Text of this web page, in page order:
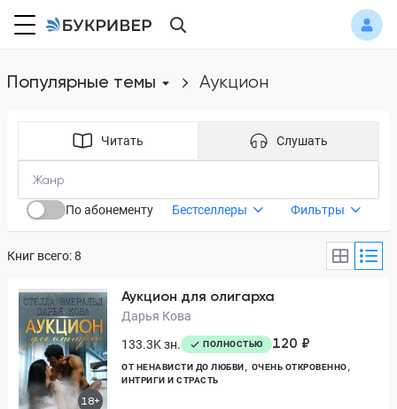
Популярные темы аукцион
Читать Слушать
По абонементу Бестселлеры Фильтры
Книг всего: 8
18+
Аукцион для олигарха
Дарья Кова
133.3K зн.
ПОЛНОСТЬЮ 120 ₽
ОТ НЕНАВИСТИ ДО ЛЮБВИ
ОЧЕНЬ ОТКРОВЕННО
ИНТРИГИ И СТРАСТЬ